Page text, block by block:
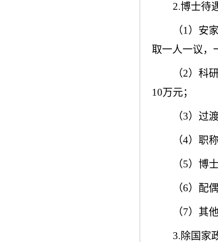
2.博士待
（1）安
取一人一议，
（2）科
10万元；
（3）过
（4）职
（5）博
（6）配
（7）其
3.除国家